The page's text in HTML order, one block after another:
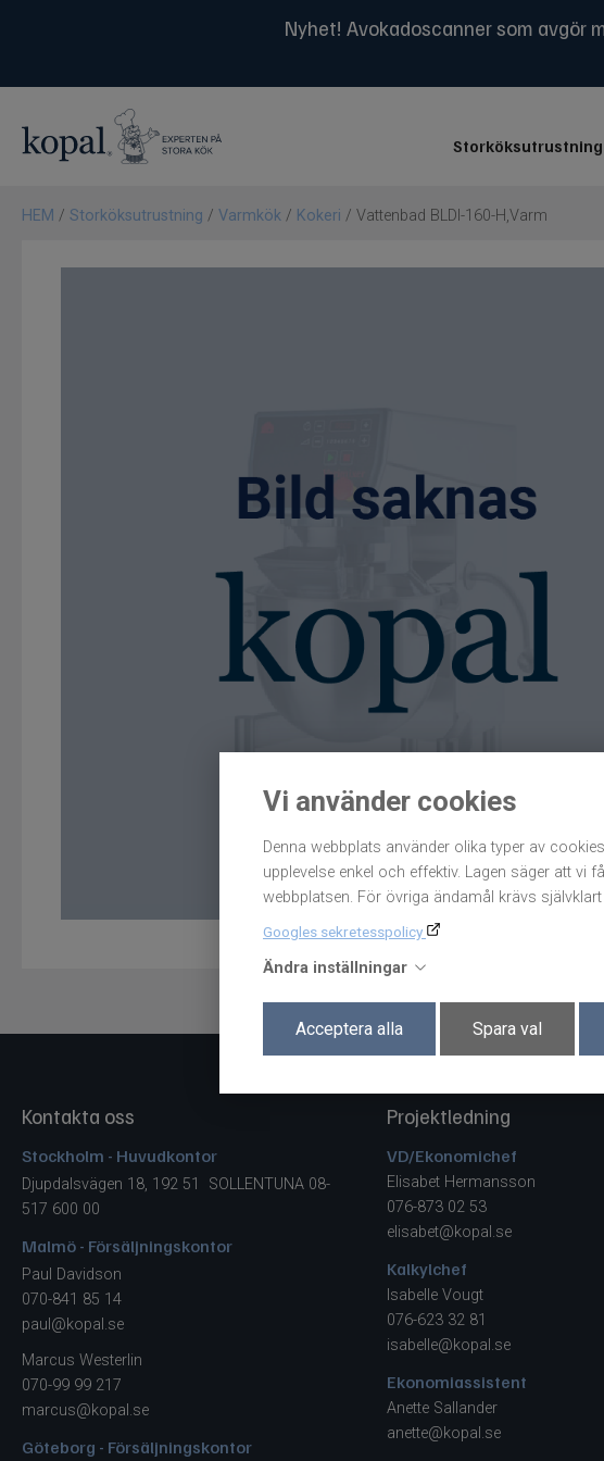
Vi använder cookies
Denna webbplats använder olika typer av
upplevelse enkel och effektiv. Lagen säger att
webbplatsen. För övriga ändamål krävs
Googles sekretesspolicy
Ändra inställningar
Acceptera alla Spara val
Nyhet! Avokadoscanner som avgör
Storköksutrustning
HEM / Storköksutrustning / Varmkök / Kokeri / Vattenbad BLDI-160-H,Varm
Kontakta oss
Stockholm - Huvudkontor
Djupdalsvägen 18, 192 51 SOLLENTUNA 08-
517 600 00
Malmö - Försäljningskontor
Paul Davidson
070-841 85 14
paul@kopal.se
Marcus Westerlin
070-99 99 217
marcus@kopal.se
Göteborg - Försäljningskontor
Projektledning
VD/Ekonomichef
Elisabet Hermansson
076-873 02 53
elisabet@kopal.se
Kalkylchef
Isabelle Vougt
076-623 32 81
isabelle@kopal.se
Ekonomiassistent
Anette Sallander
anette@kopal.se